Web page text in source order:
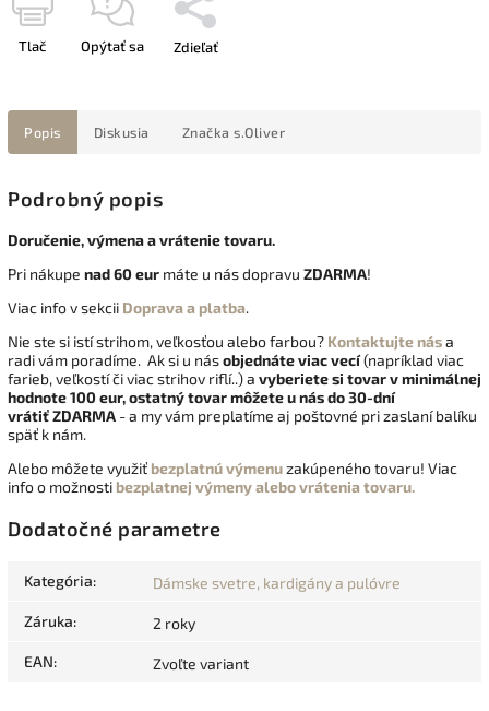
Tlač Opýtať sa Zdieľať
Popis Diskusia Značka s.Oliver
Podrobný popis
Doručenie, výmena a vrátenie tovaru.
Pri nákupe nad 60 eur máte u nás dopravu ZDARMA!
Viac info v sekcii Doprava a platba.
Nie ste si istí strihom, veľkosťou alebo farbou? Kontaktujte nása
radi vám poradíme. Ak si u násobjednáte viac vecí(napríklad viac
farieb, veľkostí či viac strihov riflí..) a vyberiete si tovar v minimálnej
hodnote 100 eur, ostatný tovar môžete u nás do 30-dní
vrátiťZDARMA - a my vám preplatíme aj poštovné pri zaslaní balíku
späť k nám.
Alebo môžete využiť bezplatnú výmenuzakúpeného tovaru! Viac
info o možnosti bezplatnej výmeny alebo vrátenia tovaru.
Dodatočné parametre
Kategória: Dámske svetre, kardigány a pulóvre
Záruka: 2 roky
EAN: Zvoľte variant